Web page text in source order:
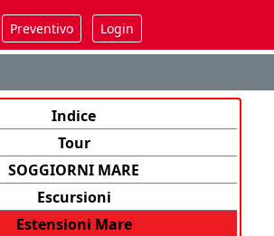
Preventivo Login
Indice
Tour
SOGGIORNI MARE
Escursioni
Estensioni Mare